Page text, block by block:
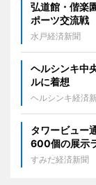
弘道館・偕楽
ポーツ交流戦
水戸経済新聞
ヘルシンキ中
ルに着想
ヘルシンキ経済
タワービュー
600個の展示
すみだ経済新聞